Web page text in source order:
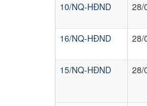
10/NQ-HĐND
28/
16/NQ-HĐND
28/
15/NQ-HĐND
28/